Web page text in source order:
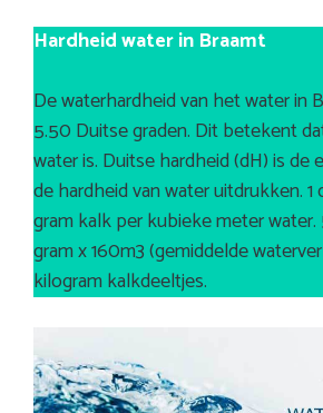
Hardheid water in Braamt
De waterhardheid van het water in
5.50 Duitse graden. Dit betekent
water is. Duitse hardheid (dH) is de
de hardheid van water uitdrukken. 1
gram kalk per kubieke meter water.
gram x 160m3 (gemiddelde
kilogram kalkdeeltjes.